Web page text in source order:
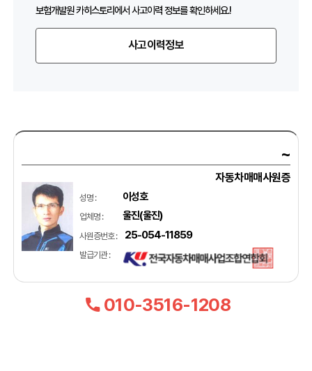
보험개발원 카히스토리에서 사고이력 정보를 확인하세요.!
사고이력정보
~
자동차매매사원증
성명 : 이성호
업체명 : 울진(울진)
사원증번호 : 25-054-11859
발급기관 :
010-3516-1208